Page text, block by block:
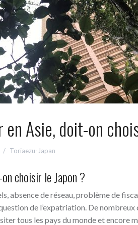
Asie, doit-on
Toriaezu-Japan
choisir le Japon ?
absence de réseau, problème de
de l’expatriation. De nombreux
tous les pays du monde et encore